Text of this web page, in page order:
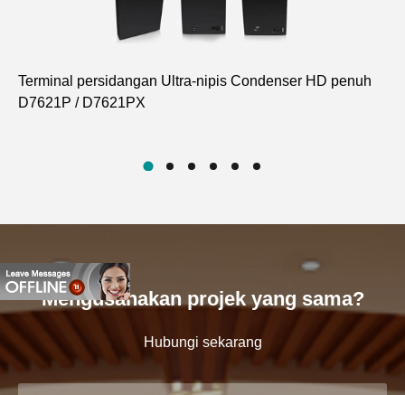
Terminal persidangan Ultra-nipis Condenser HD penuh
D7621P / D7621PX
Mengusahakan projek yang sama?
Hubungi sekarang